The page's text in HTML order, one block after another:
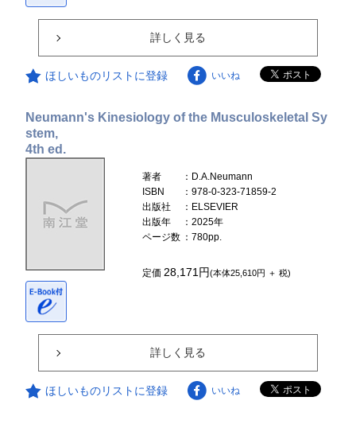
詳しく見る
ほしいものリストに登録 いいね
Neumann's Kinesiology of the Musculoskeletal Sy
stem,
4th ed.
著者
：D.A.Neumann
ISBN
：978-0-323-71859-2
出版社
：ELSEVIER
出版年
：2025年
ページ数 ：780pp.
定価 28,171円(本体25,610円 ＋ 税)
詳しく見る
ほしいものリストに登録 いいね